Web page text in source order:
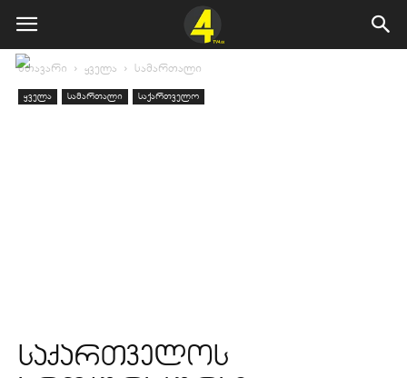
მთავარი ყველა სამართალი
ყველა სამართალი საქართველო
საქართველოს